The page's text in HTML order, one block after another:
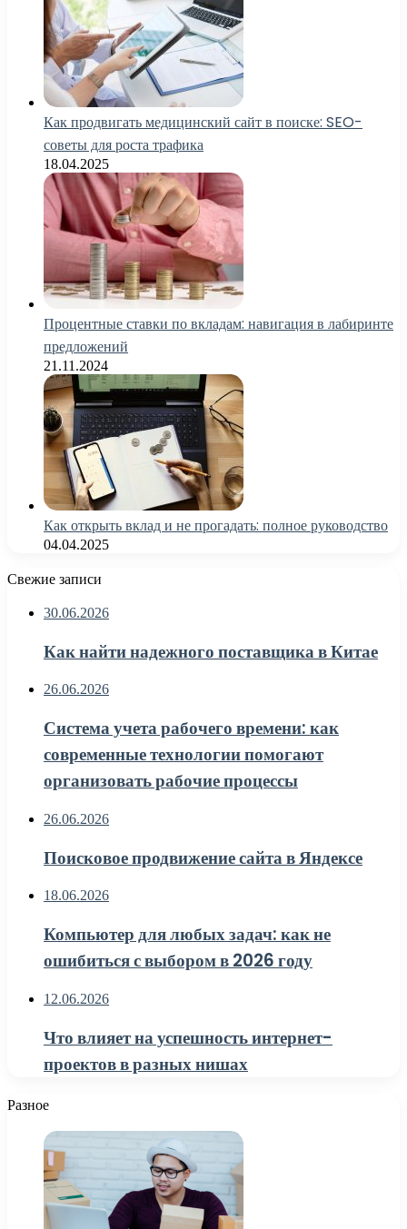
Как продвигать медицинский сайт в поиске: SEO-
советы для роста трафика
18.04.2025
Процентные ставки по вкладам: навигация в лабиринте
предложений
21.11.2024
Как открыть вклад и не прогадать: полное руководство
04.04.2025
Свежие записи
30.06.2026
Как найти надежного поставщика в Китае
26.06.2026
Система учета рабочего времени: как
современные технологии помогают
организовать рабочие процессы
26.06.2026
Поисковое продвижение сайта в Яндексе
18.06.2026
Компьютер для любых задач: как не
ошибиться с выбором в 2026 году
12.06.2026
Что влияет на успешность интернет-
проектов в разных нишах
Разное